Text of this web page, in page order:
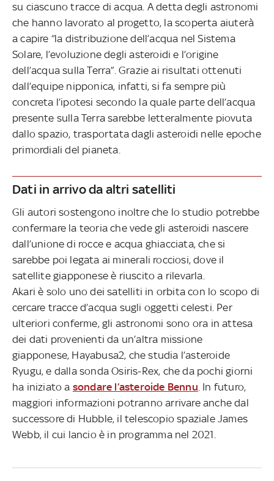
su ciascuno tracce di acqua. A detta degli astronomi
che hanno lavorato al progetto, la scoperta aiuterà
a capire “la distribuzione dell’acqua nel Sistema
Solare, l’evoluzione degli asteroidi e l’origine
dell’acqua sulla Terra”. Grazie ai risultati ottenuti
dall’equipe nipponica, infatti, si fa sempre più
concreta l’ipotesi secondo la quale parte dell’acqua
presente sulla Terra sarebbe letteralmente piovuta
dallo spazio, trasportata dagli asteroidi nelle epoche
primordiali del pianeta.
Dati in arrivo da altri satelliti
Gli autori sostengono inoltre che lo studio potrebbe
confermare la teoria che vede gli asteroidi nascere
dall’unione di rocce e acqua ghiacciata, che si
sarebbe poi legata ai minerali rocciosi, dove il
satellite giapponese è riuscito a rilevarla.
Akari è solo uno dei satelliti in orbita con lo scopo di
cercare tracce d’acqua sugli oggetti celesti. Per
ulteriori conferme, gli astronomi sono ora in attesa
dei dati provenienti da un’altra missione
giapponese, Hayabusa2, che studia l’asteroide
Ryugu, e dalla sonda Osiris-Rex, che da pochi giorni
ha iniziato a sondare l’asteroide Bennu . In futuro,
maggiori informazioni potranno arrivare anche dal
successore di Hubble, il telescopio spaziale James
Webb, il cui lancio è in programma nel 2021.